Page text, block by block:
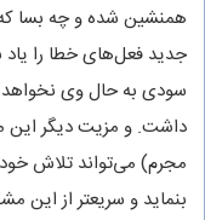
همنشین شده و چه بسا
جدید فعل‌های خطا را
سودی به حال وی
داشت. و مزیت دیگر این
مجرم) می‌تواند تلاش
بنماید و سریعتر از این